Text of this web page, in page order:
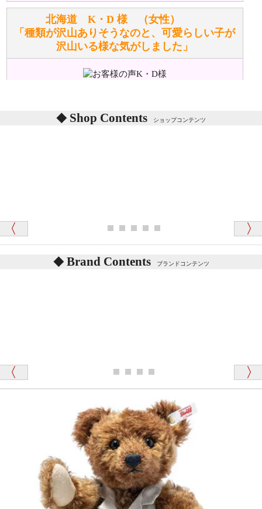
詳しくはこちら をご覧ください。
ぬいぐるみの耳に付いているボタンやタグに、何か意
味などがありますか？
詳しくはこちらをご覧ください。
体をねかせたりおこしたりすると「グーグー」と鳴く
記載しておりますので、ぜひ探してみてください。
ディベアがいます。
「スクエーカー内蔵」と記載しておりますので、ぜひ
探してみてください。
シュタイフ社製品の実物を見ることはできますか？
当店はネット販売ですので実物をお見せすることが
できません。
海外からのお取り寄せと言うことですが、商品はきち
北海道 K・D 様 （女性）
「種類が沢山ありそうなのと、可愛らしい子が
沢山いる様な気がしました」
東京都 M・K 様 （女性）
「対応はどちらも丁寧でした。値段と他の融通
「商品説明が細やかで丁寧であったことです」
栃木県 K・T 様 （男性）
「前に買ったことがあったお店でしたので」
千葉県 U・Y 様 （女性）
「ChatGPTを利用したところ「くまの小屋」さ
んを紹介され…」
Shop Contents ショップコンテンツ
Brand Contents ブランドコンテンツ